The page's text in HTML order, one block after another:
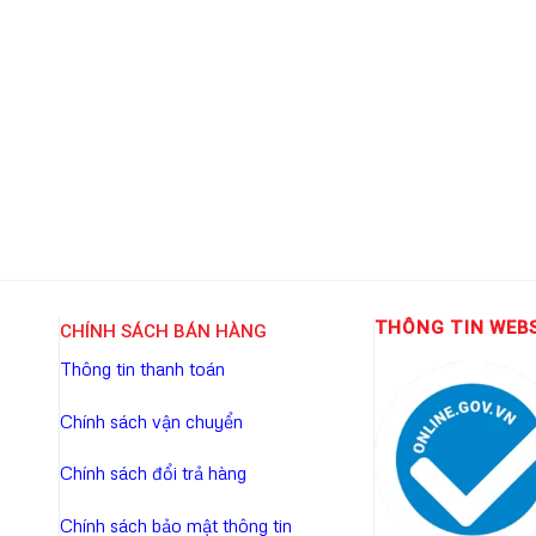
CHÍNH SÁCH BÁN HÀNG
Thông tin thanh toán
Chính sách vận chuyển
Chính sách đổi trả hàng
Chính sách bảo mật thông tin
THÔNG TIN